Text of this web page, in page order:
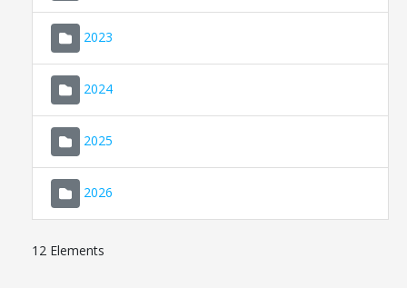
2023
2024
2025
2026
12 Elements